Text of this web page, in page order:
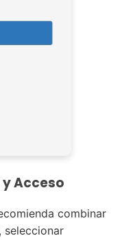
Acceso
combinar
seleccionar